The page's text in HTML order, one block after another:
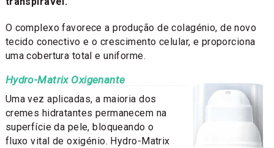
O complexo favorece a produção de colagénio, de novo
tecido conectivo e o crescimento celular, e proporciona
uma cobertura total e uniforme.
Hydro-Matrix Oxigenante
Uma vez aplicadas, a maioria dos
cremes hidratantes permanecem na
superfície da pele, bloqueando o
fluxo vital de oxigénio. Hydro-Matrix